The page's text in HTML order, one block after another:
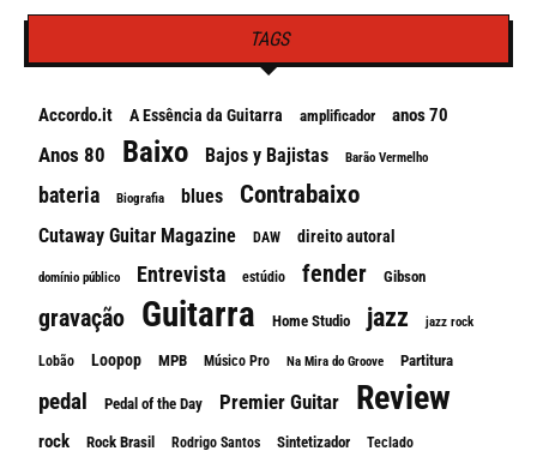
TAGS
Accordo.it A Essência da Guitarra amplificador anos 70
Anos 80 Baixo Bajos y Bajistas Barão Vermelho
bateria Biografia blues Contrabaixo
Cutaway Guitar Magazine DAW direito autoral
domínio público Entrevista estúdio fender Gibson
gravação Guitarra Home Studio jazz jazz rock
Lobão Loopop MPB Músico Pro Na Mira do Groove Partitura
pedal Pedal of the Day Premier Guitar Review
rock Rock Brasil Rodrigo Santos Sintetizador Teclado